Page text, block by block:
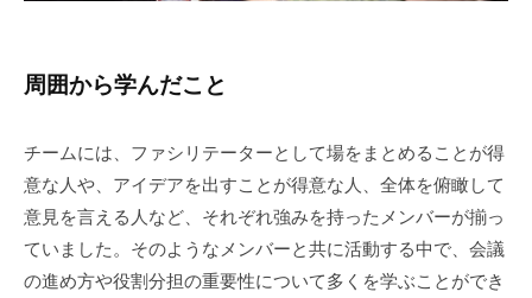
周囲から学んだこと
チームには、ファシリテーターとして場をまとめることが得
意な人や、アイデアを出すことが得意な人、全体を俯瞰して
意見を言える人など、それぞれ強みを持ったメンバーが揃っ
ていました。そのようなメンバーと共に活動する中で、会議
の進め方や役割分担の重要性について多くを学ぶことができ